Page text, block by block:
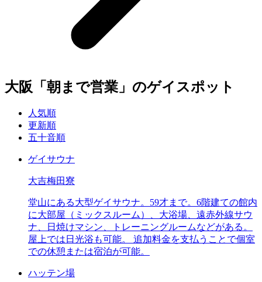
大阪「朝まで営業」のゲイスポット
人気順
更新順
五十音順
ゲイサウナ
大吉梅田寮
堂山にある大型ゲイサウナ。59才まで。6階建ての館内
に大部屋（ミックスルーム）、大浴場、遠赤外線サウ
ナ、日焼けマシン、トレーニングルームなどがある。
屋上では日光浴も可能。 追加料金を支払うことで個室
での休憩または宿泊が可能。
ハッテン場